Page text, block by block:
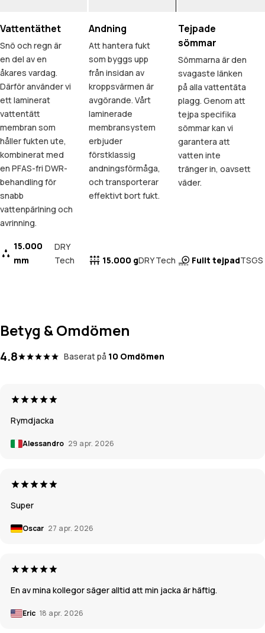
Vattentäthet
Snö och regn är
en del av en
åkares vardag.
Därför använder vi
ett laminerat
vattentätt
membran som
håller fukten ute,
kombinerat med
en PFAS-fri DWR-
behandling för
snabb
vattenpärlning och
avrinning.
15.000
mm
DRY
Tech
Andning
Att hantera fukt
som byggs upp
från insidan av
kroppsvärmen är
avgörande. Vårt
laminerade
membransystem
erbjuder
förstklassig
andningsförmåga,
och transporterar
effektivt bort fukt.
15.000 gDRY Tech
Tejpade
sömmar
Sömmarna är den
svagaste länken
på alla vattentäta
plagg. Genom att
tejpa specifika
sömmar kan vi
garantera att
vatten inte
tränger in, oavsett
väder.
Fullt tejpadTSGS
Betyg & Omdömen
4.8 Baserat på 10 Omdömen
Rymdjacka
Alessandro 29 apr. 2026
Super
Oscar 27 apr. 2026
En av mina kollegor säger alltid att min jacka är häftig.
Eric 18 apr. 2026